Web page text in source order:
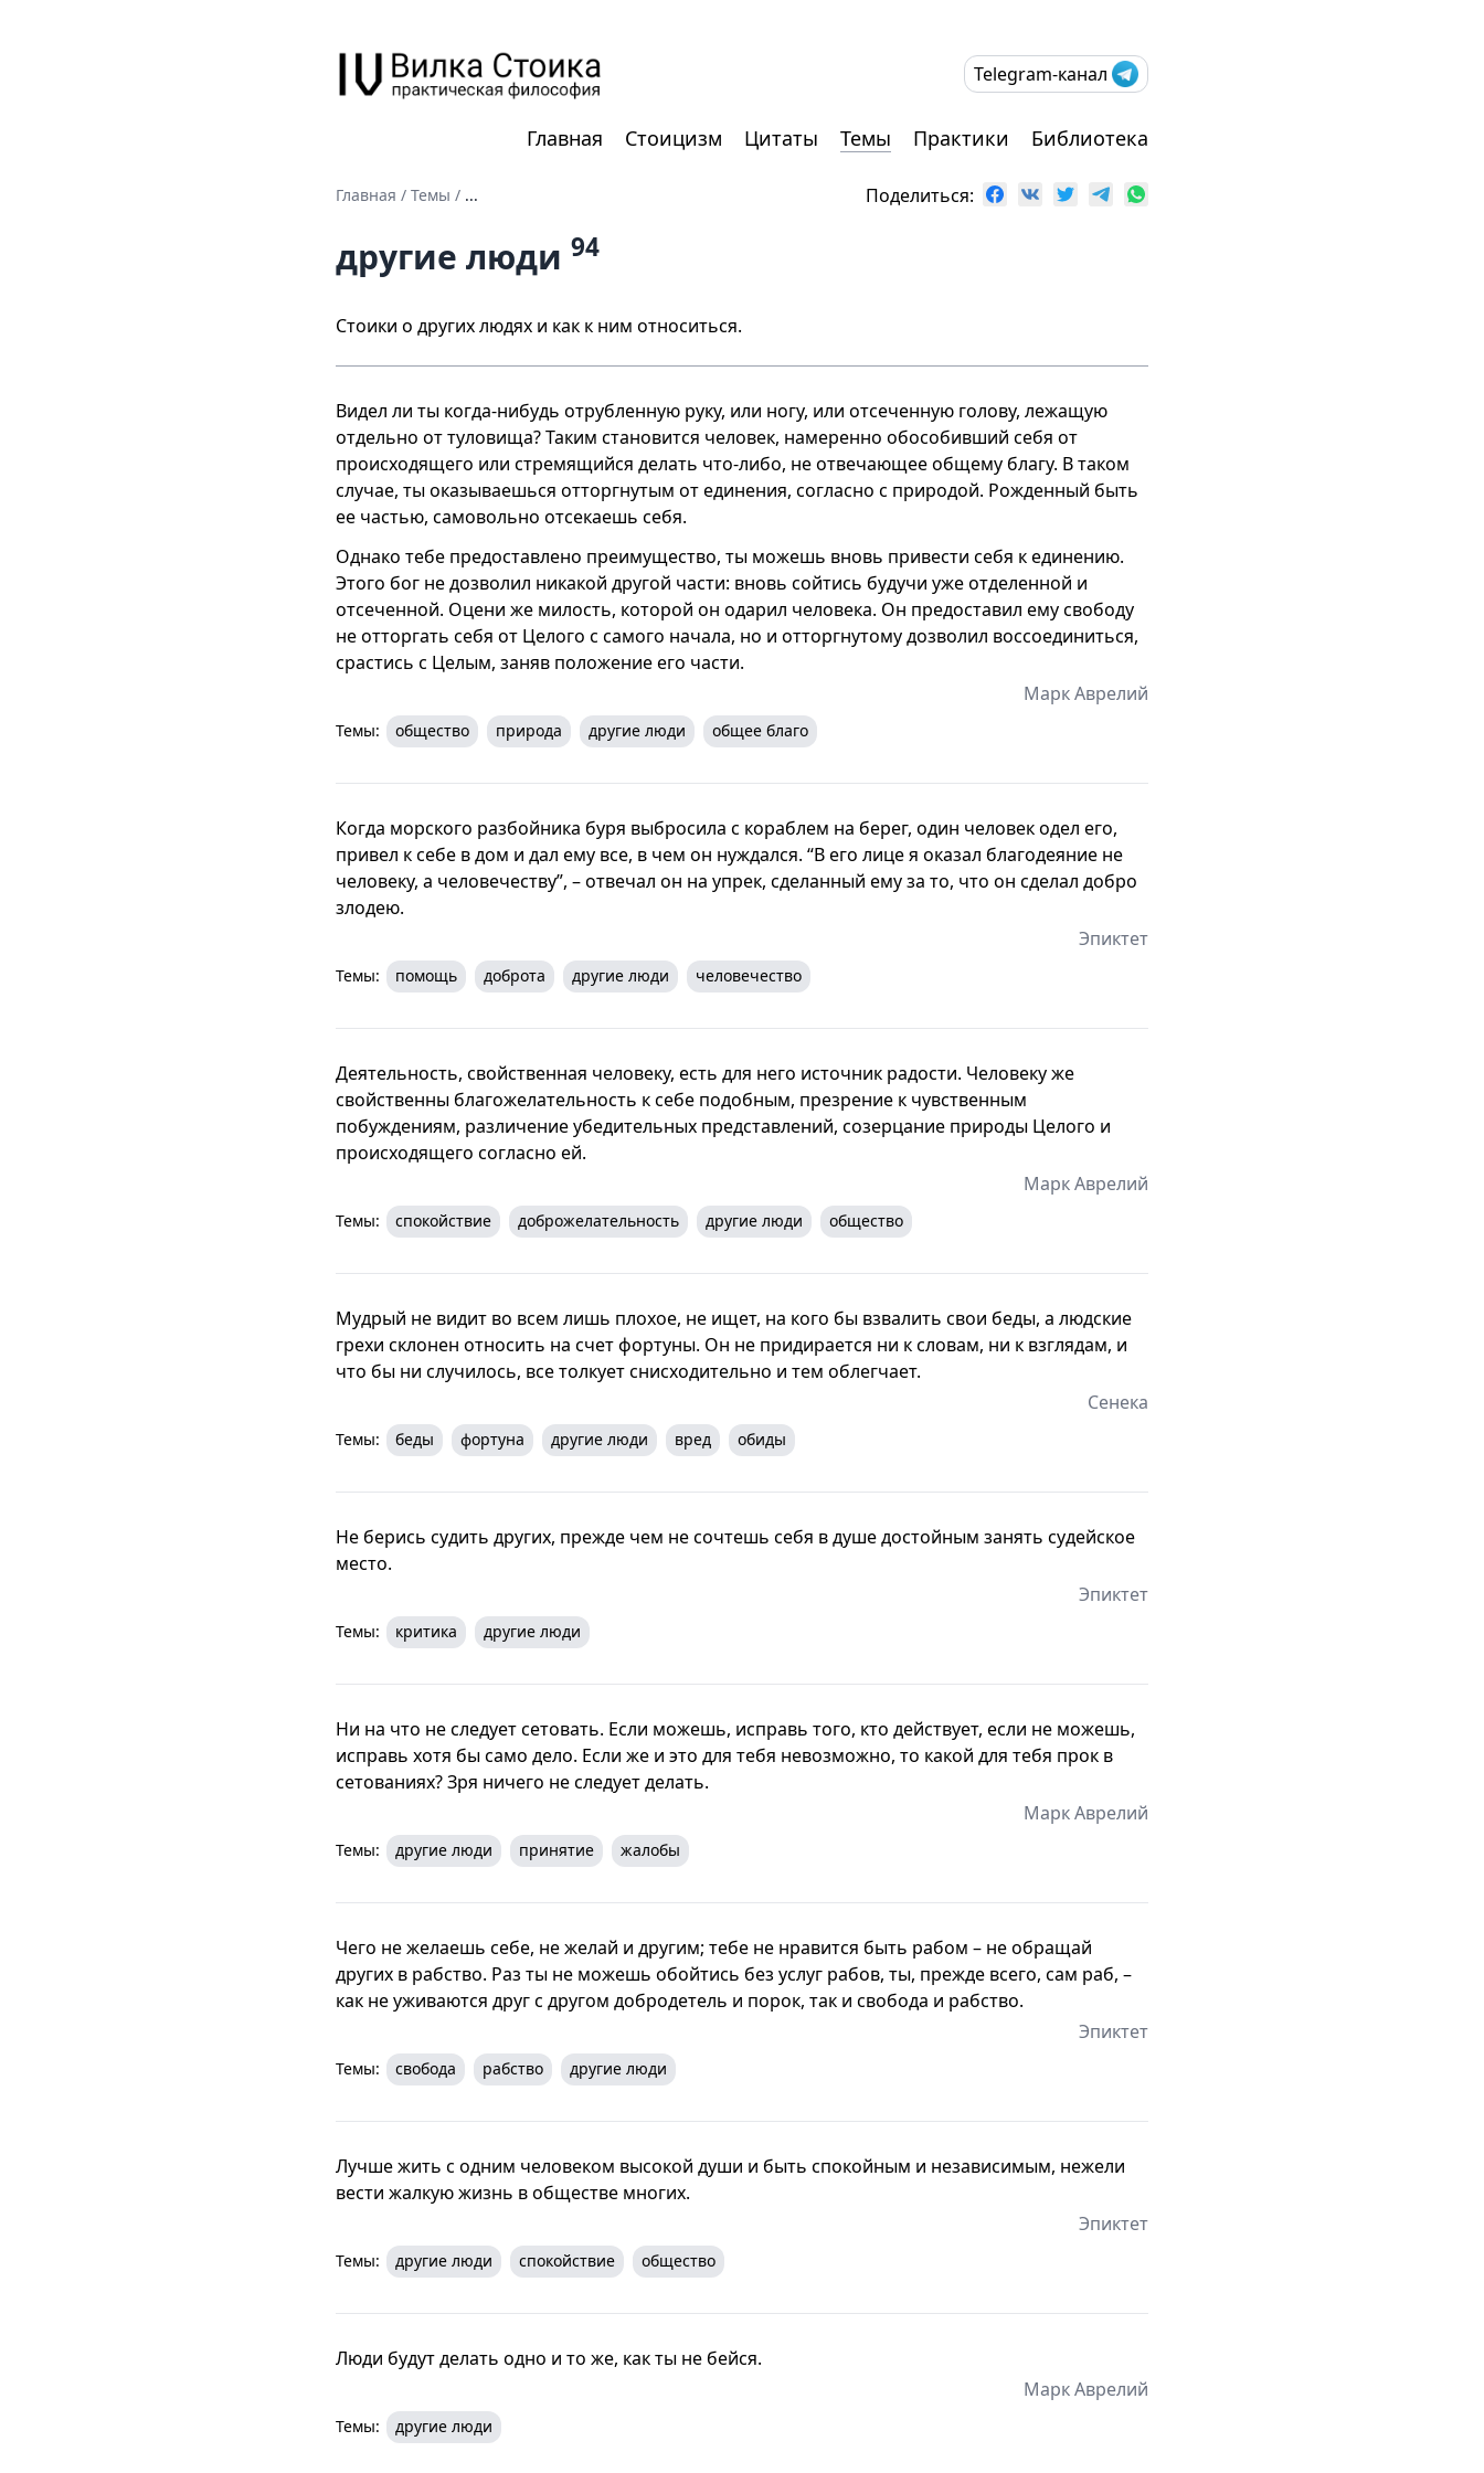
Telegram-канал
Главная Стоицизм Цитаты Темы Практики Библиотека
Главная / Темы / ... Поделиться:
другие люди 94
Стоики о других людях и как к ним относиться.
Видел ли ты когда-нибудь отрубленную руку, или ногу, или отсеченную голову, лежащую
отдельно от туловища? Таким становится человек, намеренно обособивший себя от
происходящего или стремящийся делать что-либо, не отвечающее общему благу. В таком
случае, ты оказываешься отторгнутым от единения, согласно с природой. Рожденный быть
ее частью, самовольно отсекаешь себя.
Однако тебе предоставлено преимущество, ты можешь вновь привести себя к единению.
Этого бог не дозволил никакой другой части: вновь сойтись будучи уже отделенной и
отсеченной. Оцени же милость, которой он одарил человека. Он предоставил ему свободу
не отторгать себя от Целого с самого начала, но и отторгнутому дозволил воссоединиться,
срастись с Целым, заняв положение его части.
Марк Аврелий
Темы: общество природа другие люди общее благо
Когда морского разбойника буря выбросила с кораблем на берег, один человек одел его,
привел к себе в дом и дал ему все, в чем он нуждался. “В его лице я оказал благодеяние не
человеку, а человечеству”, – отвечал он на упрек, сделанный ему за то, что он сделал добро
злодею.
Эпиктет
Темы: помощь доброта другие люди человечество
Деятельность, свойственная человеку, есть для него источник радости. Человеку же
свойственны благожелательность к себе подобным, презрение к чувственным
побуждениям, различение убедительных представлений, созерцание природы Целого и
происходящего согласно ей.
Марк Аврелий
Темы: спокойствие доброжелательность другие люди общество
Мудрый не видит во всем лишь плохое, не ищет, на кого бы взвалить свои беды, а людские
грехи склонен относить на счет фортуны. Он не придирается ни к словам, ни к взглядам, и
что бы ни случилось, все толкует снисходительно и тем облегчает.
Сенека
Темы: беды фортуна другие люди вред обиды
Не берись судить других, прежде чем не сочтешь себя в душе достойным занять судейское
место.
Эпиктет
Темы: критика другие люди
Ни на что не следует сетовать. Если можешь, исправь того, кто действует, если не можешь,
исправь хотя бы само дело. Если же и это для тебя невозможно, то какой для тебя прок в
сетованиях? Зря ничего не следует делать.
Марк Аврелий
Темы: другие люди принятие жалобы
Чего не желаешь себе, не желай и другим; тебе не нравится быть рабом – не обращай
других в рабство. Раз ты не можешь обойтись без услуг рабов, ты, прежде всего, сам раб, –
как не уживаются друг с другом добродетель и порок, так и свобода и рабство.
Эпиктет
Темы: свобода рабство другие люди
Лучше жить с одним человеком высокой души и быть спокойным и независимым, нежели
вести жалкую жизнь в обществе многих.
Эпиктет
Темы: другие люди спокойствие общество
Люди будут делать одно и то же, как ты не бейся.
Марк Аврелий
Темы: другие люди